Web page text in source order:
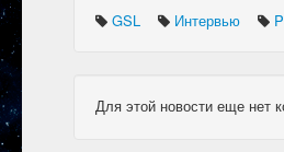
GSL Интервью
Для этой новости еще нет